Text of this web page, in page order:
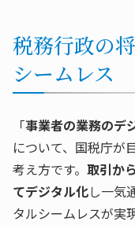
税務行政の
シームレス
「事業者の業務のデ
について、国税庁が
考え方です。 取引か
てデジタル化し一気
タルシームレスが実